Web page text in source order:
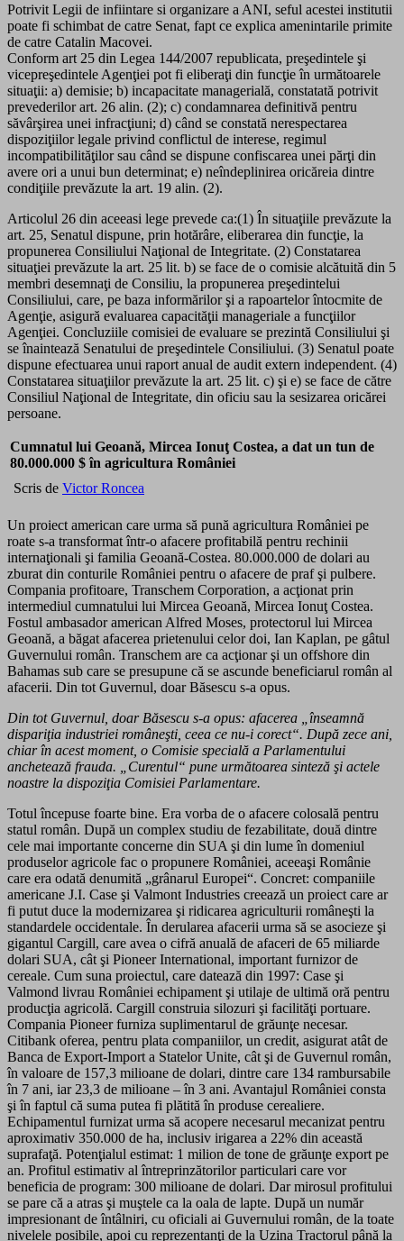
Potrivit Legii de infiintare si organizare a ANI, seful acestei institutii
poate fi schimbat de catre Senat, fapt ce explica amenintarile primite
de catre Catalin Macovei.
Conform art 25 din Legea 144/2007 republicata, preşedintele şi
vicepreşedintele Agenţiei pot fi eliberaţi din funcţie în următoarele
situaţii: a) demisie; b) incapacitate managerială, constatată potrivit
prevederilor art. 26 alin. (2); c) condamnarea definitivă pentru
săvârşirea unei infracţiuni; d) când se constată nerespectarea
dispoziţiilor legale privind conflictul de interese, regimul
incompatibilităţilor sau când se dispune confiscarea unei părţi din
avere ori a unui bun determinat; e) neîndeplinirea oricăreia dintre
condiţiile prevăzute la art. 19 alin. (2).
Articolul 26 din aceeasi lege prevede ca:(1) În situaţiile prevăzute la
art. 25, Senatul dispune, prin hotărâre, eliberarea din funcţie, la
propunerea Consiliului Naţional de Integritate. (2) Constatarea
situaţiei prevăzute la art. 25 lit. b) se face de o comisie alcătuită din 5
membri desemnaţi de Consiliu, la propunerea preşedintelui
Consiliului, care, pe baza informărilor şi a rapoartelor întocmite de
Agenţie, asigură evaluarea capacităţii manageriale a funcţiilor
Agenţiei. Concluziile comisiei de evaluare se prezintă Consiliului şi
se înaintează Senatului de preşedintele Consiliului. (3) Senatul poate
dispune efectuarea unui raport anual de audit extern independent. (4)
Constatarea situaţiilor prevăzute la art. 25 lit. c) şi e) se face de către
Consiliul Naţional de Integritate, din oficiu sau la sesizarea oricărei
persoane.
Cumnatul lui Geoană, Mircea Ionuţ Costea, a dat un tun de
80.000.000 $ în agricultura României
Scris de Victor Roncea
Un proiect american care urma să pună agricultura României pe
roate s-a transformat într-o afacere profitabilă pentru rechinii
internaţionali şi familia Geoană-Costea. 80.000.000 de dolari au
zburat din conturile României pentru o afacere de praf şi pulbere.
Compania profitoare, Transchem Corporation, a acţionat prin
intermediul cumnatului lui Mircea Geoană, Mircea Ionuţ Costea.
Fostul ambasador american Alfred Moses, protectorul lui Mircea
Geoană, a băgat afacerea prietenului celor doi, Ian Kaplan, pe gâtul
Guvernului român. Transchem are ca acţionar şi un offshore din
Bahamas sub care se presupune că se ascunde beneficiarul român al
afacerii. Din tot Guvernul, doar Băsescu s-a opus.
Din tot Guvernul, doar Băsescu s-a opus: afacerea „înseamnă
dispariţia industriei româneşti, ceea ce nu-i corect“. După zece ani,
chiar în acest moment, o Comisie specială a Parlamentului
anchetează frauda. „Curentul“ pune următoarea sinteză şi actele
noastre la dispoziţia Comisiei Parlamentare.
Totul începuse foarte bine. Era vorba de o afacere colosală pentru
statul român. După un complex studiu de fezabilitate, două dintre
cele mai importante concerne din SUA şi din lume în domeniul
produselor agricole fac o propunere României, aceeaşi Românie
care era odată denumită „grânarul Europei“. Concret: companiile
americane J.I. Case şi Valmont Industries creează un proiect care ar
fi putut duce la modernizarea şi ridicarea agriculturii româneşti la
standardele occidentale. În derularea afacerii urma să se asocieze şi
gigantul Cargill, care avea o cifră anuală de afaceri de 65 miliarde
dolari SUA, cât şi Pioneer International, important furnizor de
cereale. Cum suna proiectul, care datează din 1997: Case şi
Valmond livrau României echipament şi utilaje de ultimă oră pentru
producţia agricolă. Cargill construia silozuri şi facilităţi portuare.
Compania Pioneer furniza suplimentarul de grăunţe necesar.
Citibank oferea, pentru plata companiilor, un credit, asigurat atât de
Banca de Export-Import a Statelor Unite, cât şi de Guvernul român,
în valoare de 157,3 milioane de dolari, dintre care 134 rambursabile
în 7 ani, iar 23,3 de milioane – în 3 ani. Avantajul României consta
şi în faptul că suma putea fi plătită în produse cerealiere.
Echipamentul furnizat urma să acopere necesarul mecanizat pentru
aproximativ 350.000 de ha, inclusiv irigarea a 22% din această
suprafaţă. Potenţialul estimat: 1 milion de tone de grăunţe export pe
an. Profitul estimativ al întreprinzătorilor particulari care vor
beneficia de program: 300 milioane de dolari. Dar mirosul profitului
se pare că a atras şi muştele ca la oala de lapte. După un număr
impresionant de întâlniri, cu oficiali ai Guvernului român, de la toate
nivelele posibile, apoi cu reprezentanţi de la Uzina Tractorul până la